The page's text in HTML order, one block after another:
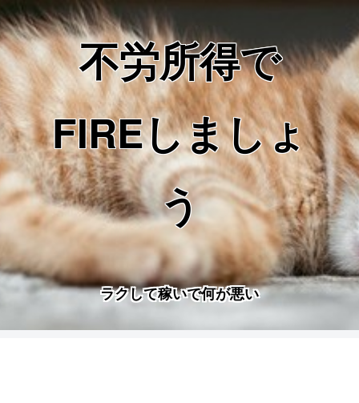
不労所得で
FIREしましょ
う
ラクして稼いで何が悪い